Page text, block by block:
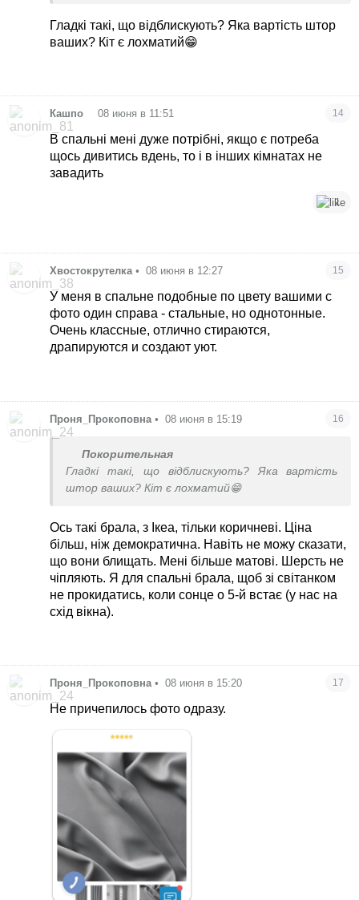
Гладкі такі, що відблискують? Яка вартість штор
ваших? Кіт є лохматий😁
Кашпо 08 июня в 11:51 14
В спальні мені дуже потрібні, якщо є потреба
щось дивитись вдень, то і в інших кімнатах не
завадить
1
Xвостокрутелка • 08 июня в 12:27 15
У меня в спальне подобные по цвету вашими с
фото один справа - стальные, но однотонные.
Очень классные, отлично стираются,
драпируются и создают уют.
Проня_Прокоповна • 08 июня в 15:19 16
Покорительная
Гладкі такі, що відблискують? Яка вартість
штор ваших? Кіт є лохматий😁
Ось такі брала, з Ікеа, тільки коричневі. Ціна
більш, ніж демократична. Навіть не можу сказати,
що вони блищать. Мені більше матові. Шерсть не
чіпляють. Я для спальні брала, щоб зі світанком
не прокидатись, коли сонце о 5-й встає (у нас на
схід вікна).
Проня_Прокоповна • 08 июня в 15:20 17
Не причепилось фото одразу.